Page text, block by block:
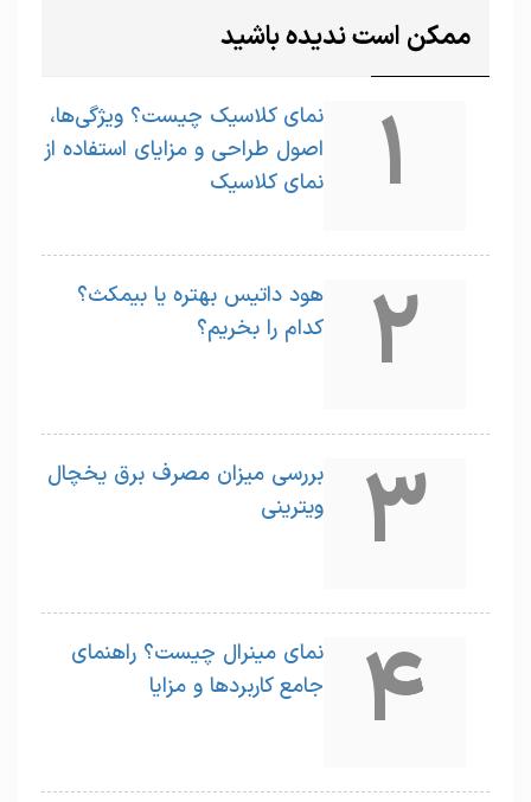
ممکن است ندیده باشید
1
نمای کلاسیک چیست؟ ویژگی‌ها،
اصول طراحی و مزایای استفاده از
نمای کلاسیک
2
هود داتیس بهتره یا بیمکث؟
کدام را بخریم؟
3
بررسی میزان مصرف برق یخچال
ویترینی
4
نمای مینرال چیست؟ راهنمای
جامع کاربردها و مزایا